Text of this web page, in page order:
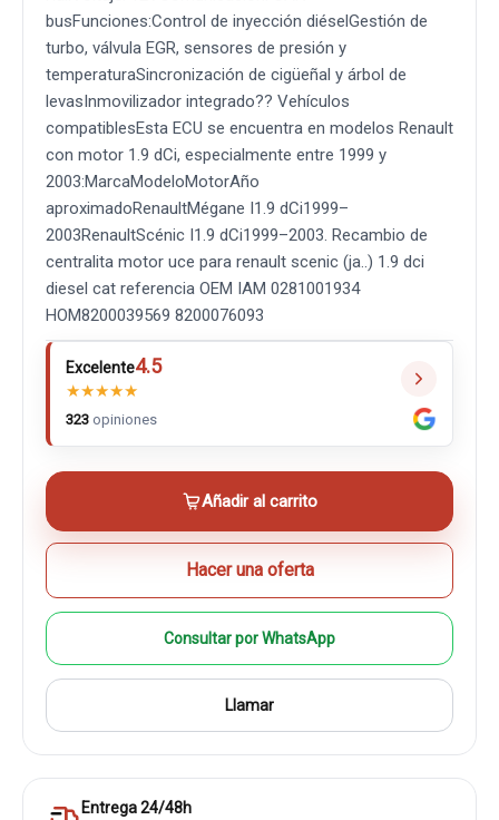
busFunciones:Control de inyección diéselGestión de
turbo, válvula EGR, sensores de presión y
temperaturaSincronización de cigüeñal y árbol de
levasInmovilizador integrado?? Vehículos
compatiblesEsta ECU se encuentra en modelos Renault
con motor 1.9 dCi, especialmente entre 1999 y
2003:MarcaModeloMotorAño
aproximadoRenaultMégane I1.9 dCi1999–
2003RenaultScénic I1.9 dCi1999–2003. Recambio de
centralita motor uce para renault scenic (ja..) 1.9 dci
diesel cat referencia OEM IAM 0281001934
HOM8200039569 8200076093
Excelente4.5
★★★★★
323 opiniones
Añadir al carrito
Hacer una oferta
Consultar por WhatsApp
Llamar
Entrega 24/48h